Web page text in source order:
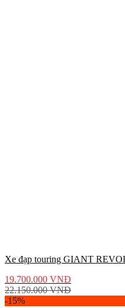
Xe đạp touring GIANT
19.700.000 VNĐ
22.150.000VNĐ
-15%